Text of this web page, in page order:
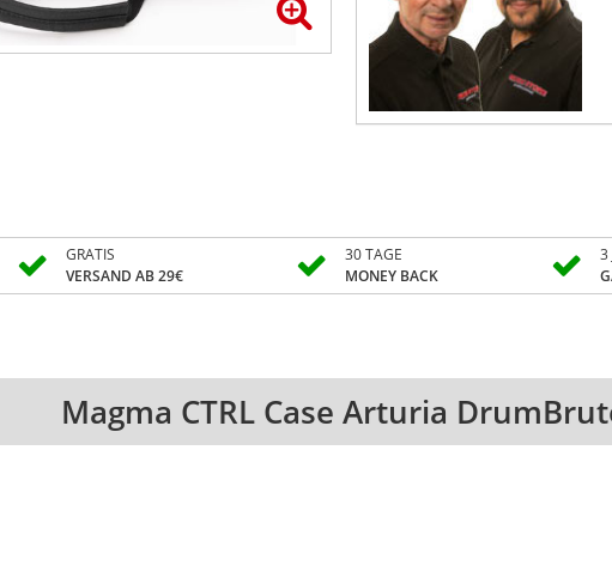
GRATIS
VERSAND AB 29€
30 TAGE
MONEY BACK
3
Magma CTRL Case Arturia